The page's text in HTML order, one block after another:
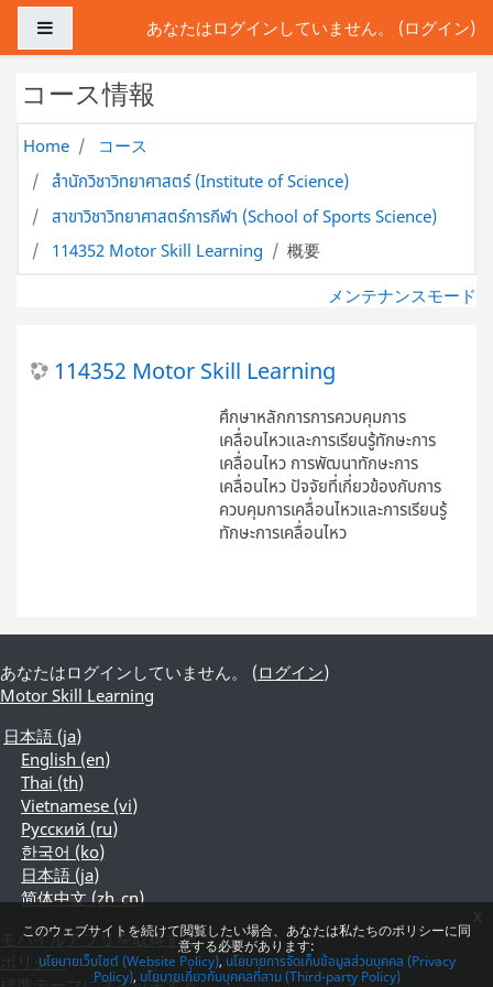
メインコンテンツへスキップする
サイドパネルあなたはログインしていません。 (ログイン)
コース情報
Home
コース
สำนักวิชาวิทยาศาสตร์ (Institute of Science)
สาขาวิชาวิทยาศาสตร์การกีฬา (School of Sports Science)
114352 Motor Skill Learning
概要
メンテナンスモード
114352 Motor Skill Learning
ศึกษาหลักการการควบคุมการ
เคลื่อนไหวและการเรียนรู้ทักษะการ
เคลื่อนไหว การพัฒนาทักษะการ
เคลื่อนไหว ปัจจัยที่เกี่ยวข้องกับการ
ควบคุมการเคลื่อนไหวและการเรียนรู้
ทักษะการเคลื่อนไหว
あなたはログインしていません。 (ログイン)
Motor Skill Learning
日本語 ‎(ja)‎
English ‎(en)‎
Thai ‎(th)‎
Vietnamese ‎(vi)‎
Русский ‎(ru)‎
한국어 ‎(ko)‎
日本語 ‎(ja)‎
简体中文 ‎(zh_cn)‎
モバイルアプリを取得する
ポリシー
このウェブサイトを続けて閲覧したい場合、あなたは私たちのポリシーに同
意する必要があります:
นโยบายเว็บไซต์ (Website Policy) นโยบายการจัดเก็บข้อมูลส่วนบุคคล (Privacy
Policy) นโยบายเกี่ยวกับบุคคลที่สาม (Third-party Policy)
x